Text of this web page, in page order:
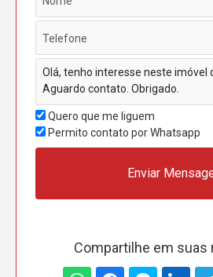
Quero que me liguem
Permito contato por Whatsapp
Enviar
Compartilhe em suas